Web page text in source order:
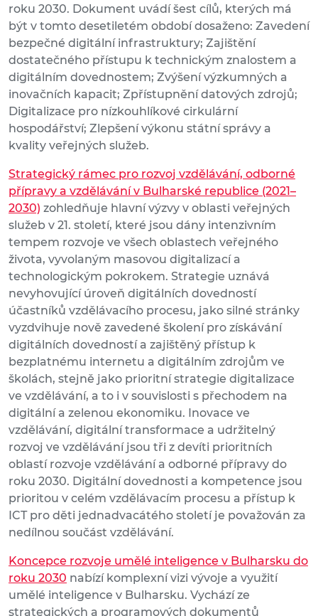
roku 2030. Dokument uvádí šest cílů, kterých má
být v tomto desetiletém období dosaženo: Zavedení
bezpečné digitální infrastruktury; Zajištění
dostatečného přístupu k technickým znalostem a
digitálním dovednostem; Zvýšení výzkumných a
inovačních kapacit; Zpřístupnění datových zdrojů;
Digitalizace pro nízkouhlíkové cirkulární
hospodářství; Zlepšení výkonu státní správy a
kvality veřejných služeb.
Strategický rámec pro rozvoj vzdělávání, odborné
přípravy a vzdělávání v Bulharské republice (2021–
2030) zohledňuje hlavní výzvy v oblasti veřejných
služeb v 21. století, které jsou dány intenzivním
tempem rozvoje ve všech oblastech veřejného
života, vyvolaným masovou digitalizací a
technologickým pokrokem. Strategie uznává
nevyhovující úroveň digitálních dovedností
účastníků vzdělávacího procesu, jako silné stránky
vyzdvihuje nově zavedené školení pro získávání
digitálních dovedností a zajištěný přístup k
bezplatnému internetu a digitálním zdrojům ve
školách, stejně jako prioritní strategie digitalizace
ve vzdělávání, a to i v souvislosti s přechodem na
digitální a zelenou ekonomiku. Inovace ve
vzdělávání, digitální transformace a udržitelný
rozvoj ve vzdělávání jsou tři z devíti prioritních
oblastí rozvoje vzdělávání a odborné přípravy do
roku 2030. Digitální dovednosti a kompetence jsou
prioritou v celém vzdělávacím procesu a přístup k
ICT pro děti jednadvacátého století je považován za
nedílnou součást vzdělávání.
Koncepce rozvoje umělé inteligence v Bulharsku do
roku 2030 nabízí komplexní vizi vývoje a využití
umělé inteligence v Bulharsku. Vychází ze
strategických a programových dokumentů